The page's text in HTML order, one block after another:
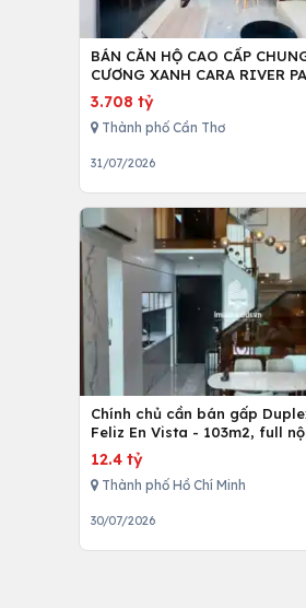
BÁN CĂN HỘ CAO CẤP
CƯƠNG XANH CARA RIVER
3.708 tỷ
Thành phố Cần Thơ
31/07/2026
Chính chủ cần bán gấp
Feliz En Vista - 103m2, full
cấp
12.4 tỷ
Thành phố Hồ Chí Minh
30/07/2026